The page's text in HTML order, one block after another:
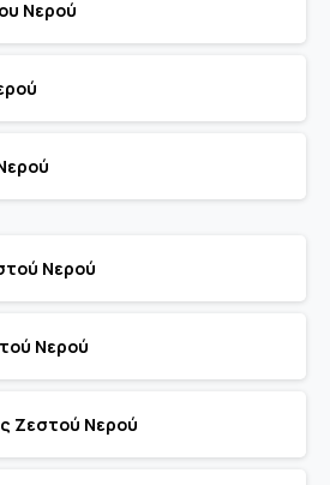
Νερού
Νερού
Νερού
Ζεστού Νερού